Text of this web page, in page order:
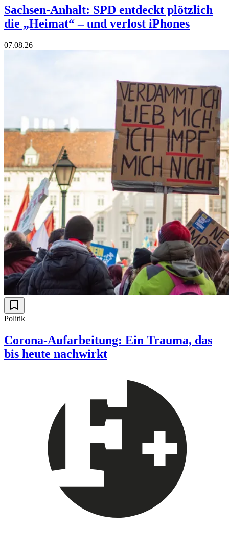
Sachsen-Anhalt: SPD entdeckt plötzlich
die „Heimat“ – und verlost iPhones
07.08.26
Politik
Corona-Aufarbeitung: Ein Trauma, das
bis heute nachwirkt